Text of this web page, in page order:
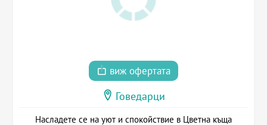
виж офертата
Говедарци
Насладете се на уют и спокойствие в Цветна къща